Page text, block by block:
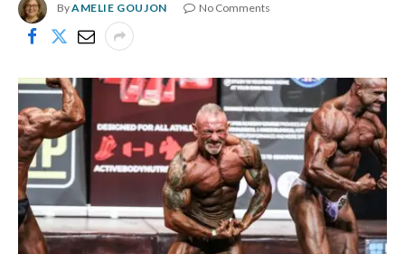
ByAMELIE GOUJON No Comments